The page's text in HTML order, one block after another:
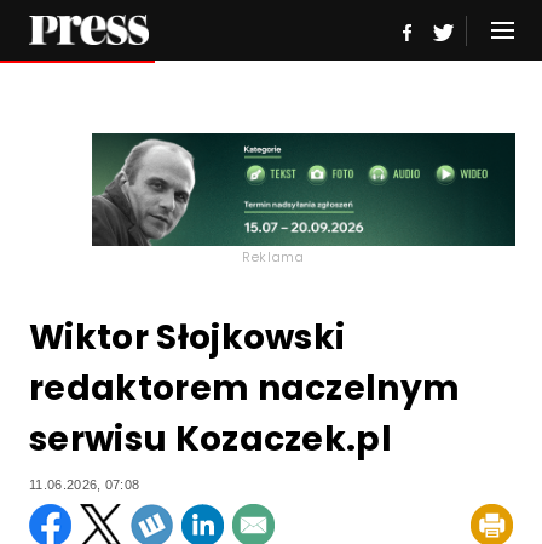
Reklama
Wiktor Słojkowski
redaktorem naczelnym
serwisu Kozaczek.pl
11.06.2026, 07:08